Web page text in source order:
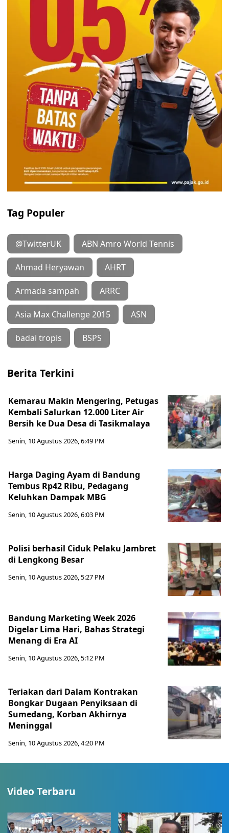
Tag Populer
@TwitterUK ABN Amro World Tennis
Ahmad Heryawan AHRT
Armada sampah ARRC
Asia Max Challenge 2015 ASN
badai tropis BSPS
Berita Terkini
Kemarau Makin Mengering, Petugas
Kembali Salurkan 12.000 Liter Air
Bersih ke Dua Desa di Tasikmalaya
Senin, 10 Agustus 2026, 6:49 PM
Harga Daging Ayam di Bandung
Tembus Rp42 Ribu, Pedagang
Keluhkan Dampak MBG
Senin, 10 Agustus 2026, 6:03 PM
Polisi berhasil Ciduk Pelaku Jambret
di Lengkong Besar
Senin, 10 Agustus 2026, 5:27 PM
Bandung Marketing Week 2026
Digelar Lima Hari, Bahas Strategi
Menang di Era AI
Senin, 10 Agustus 2026, 5:12 PM
Teriakan dari Dalam Kontrakan
Bongkar Dugaan Penyiksaan di
Sumedang, Korban Akhirnya
Meninggal
Senin, 10 Agustus 2026, 4:20 PM
Video Terbaru